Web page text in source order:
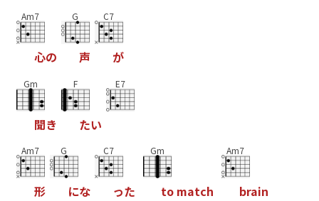
Am7
心の
G
声
C7
が
Gm
聞き
F
たい
E7
Am7
形
G
にな
C7
った
Gm
to match
Am7
brain